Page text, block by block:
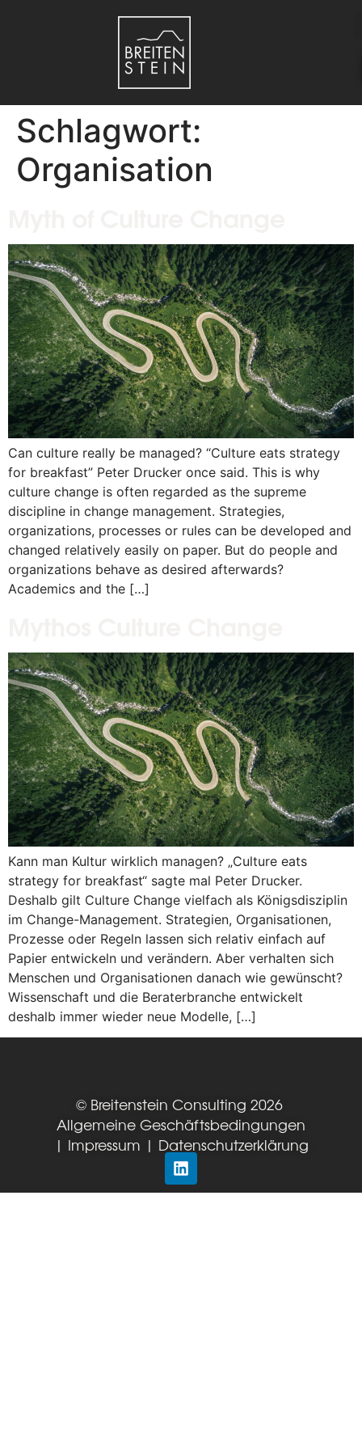
Schlagwort:
Organisation
Can culture really be managed? “Culture eats strategy
for breakfast” Peter Drucker once said. This is why
culture change is often regarded as the supreme
discipline in change management. Strategies,
organizations, processes or rules can be developed and
changed relatively easily on paper. But do people and
organizations behave as desired afterwards?
Academics and the […]
Kann man Kultur wirklich managen? „Culture eats
strategy for breakfast“ sagte mal Peter Drucker.
Deshalb gilt Culture Change vielfach als Königsdisziplin
im Change-Management. Strategien, Organisationen,
Prozesse oder Regeln lassen sich relativ einfach auf
Papier entwickeln und verändern. Aber verhalten sich
Menschen und Organisationen danach wie gewünscht?
Wissenschaft und die Beraterbranche entwickelt
deshalb immer wieder neue Modelle, […]
© Breitenstein Consulting 2026
Allgemeine Geschäftsbedingungen
| Impressum | Datenschutzerklärung